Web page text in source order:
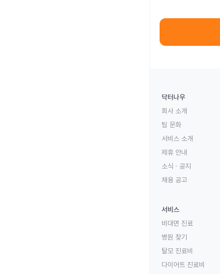
닥터나우
회사 소개
팀 문화
서비스 소개
제휴 안내
소식 · 공지
채용 공고
서비스
비대면 진료
병원 찾기
탈모 진료비
다이어트 진료비